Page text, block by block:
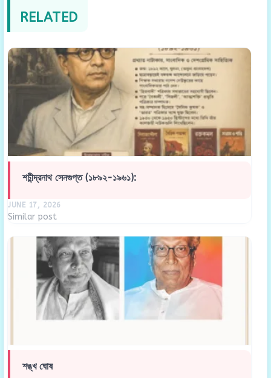
RELATED
শচীন্দ্রনাথ সেনগুপ্ত (১৮৯২-১৯৬১):
JUNE 17, 2026
Similar post
শঙ্খ ঘোষ